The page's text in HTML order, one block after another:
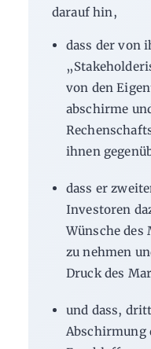
darauf hin,
dass der von
von den
abschirme
ihnen
dass er
Investoren
Wünsche des
zu nehmen
Druck des
und dass,
Abschirmung